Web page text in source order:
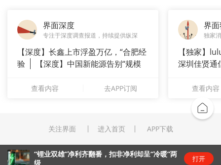
界面深度
专注于深度调查报道，持续提供纵深
【深度】长鑫上市浮盈万亿，“合肥经
验
【深度】中国新能源告别“规模
查看内容 去APP订阅
界
独家
【独家】
深圳佳贤通
查看内容
关注界面 进入首页 APP下载
“锂业双雄”净利齐翻番，扣非净利却呈“冷暖”两
级
打开